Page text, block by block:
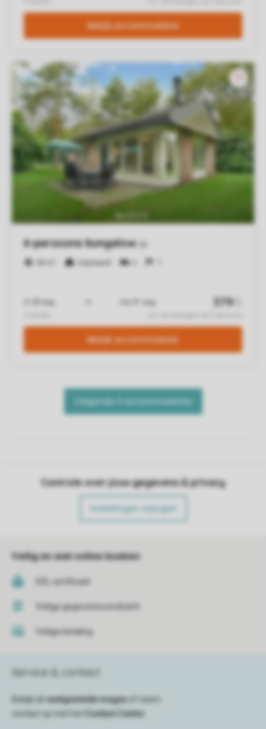
Controle over jouw gegevens & privacy
Instellingen wijzigen
Veilig en snel online boeken
SSL certificaat
Veilige gegevensoverdracht
Veilige betaling
Service & contact
Bekijk de veelgestelde vragen
of neem
contact op met het
Contact Center